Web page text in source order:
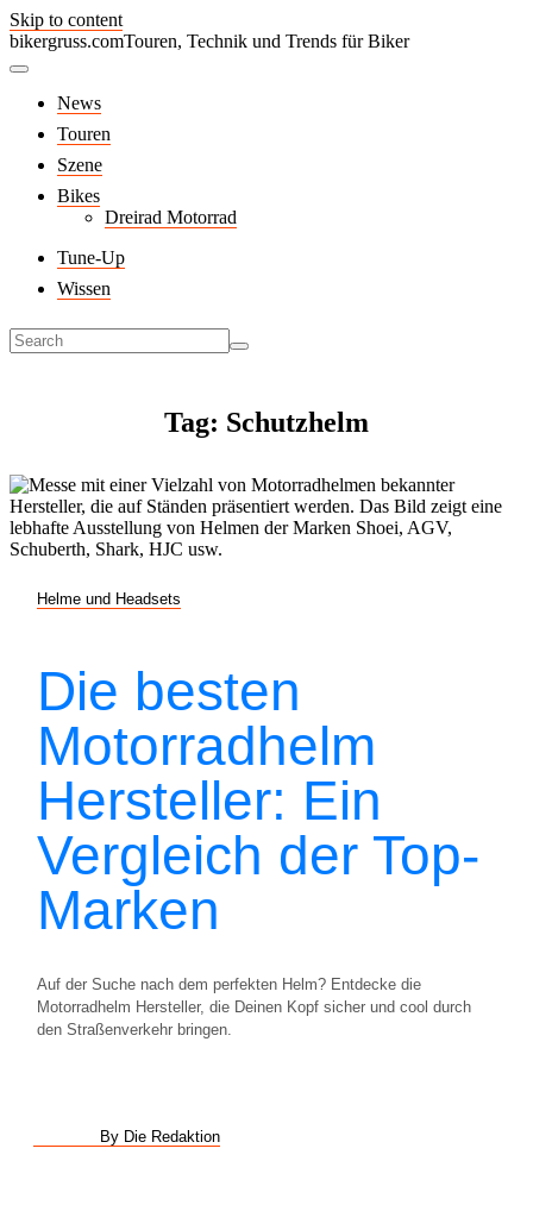
Skip to content
bikergruss.comTouren, Technik und Trends für Biker
News
Touren
Szene
Bikes
Dreirad Motorrad
Tune-Up
Wissen
Tag: Schutzhelm
Helme und Headsets
Die besten
Motorradhelm
Hersteller: Ein
Vergleich der Top-
Marken
Auf der Suche nach dem perfekten Helm? Entdecke die
Motorradhelm Hersteller, die Deinen Kopf sicher und cool durch
den Straßenverkehr bringen.
By Die Redaktion